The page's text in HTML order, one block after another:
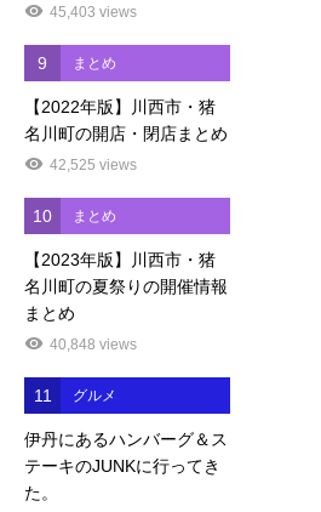
45,403 views
9 まとめ
【2022年版】川西市・猪
名川町の開店・閉店まとめ
42,525 views
10 まとめ
【2023年版】川西市・猪
名川町の夏祭りの開催情報
まとめ
40,848 views
11 グルメ
伊丹にあるハンバーグ＆ス
テーキのJUNKに行ってき
た。